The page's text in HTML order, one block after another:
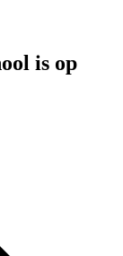
is op